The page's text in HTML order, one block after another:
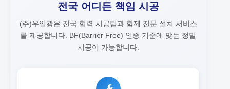
전국 어디든 책임 시공
(주)우일광은 전국 협력 시공팀과 함께 전문 설치 서비스
를 제공합니다. BF(Barrier Free) 인증 기준에 맞는 정밀
시공이 가능합니다.